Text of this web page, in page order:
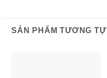
SẢN PHẨM TƯƠNG TỰ